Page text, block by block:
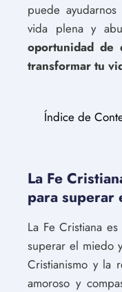
puede
vida plena y
oportunidad de
transformar tu
Índice de
La Fe
para superar
La Fe Cristiana
superar el miedo
Cristianismo y la
amoroso y